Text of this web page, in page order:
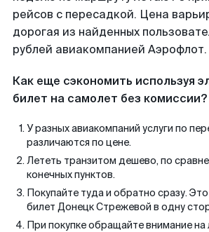
рейсов с пересадкой. Цена
дорогая из найденных
рублей авиакомпанией Аэрофлот.
Как еще сэкономить используя
билет на самолет без комиссии?
У разных авиакомпаний услуги по
различаются по цене.
Лететь транзитом дешево, по
конечных пунктов.
Покупайте туда и обратно сразу.
билет Донецк Стрежевой в одну
При покупке обращайте внимание на